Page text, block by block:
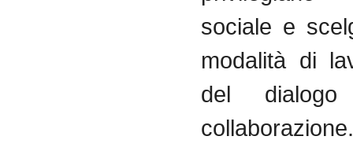
sociale e
modalità di
del
collaborazione.